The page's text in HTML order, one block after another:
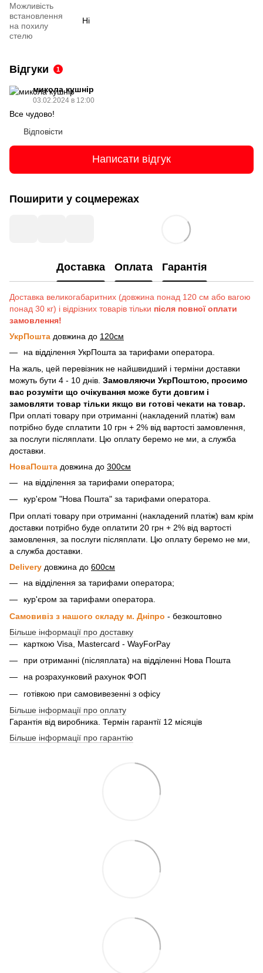
Можливість
встановлення
на похилу
стелю
Ні
Відгуки 1
микола кушнір
03.02.2024 в 12:00
Все чудово!
Відповісти
Написати відгук
Поширити у соцмережах
Доставка Оплата Гарантія
Доставка великогабаритних (довжина понад 120 см або вагою
понад 30 кг) і відрізних товарів тільки після повної оплати
замовлення!
УкрПошта довжина до 120см
на відділення УкрПошта за тарифами оператора.
На жаль, цей перевізник не найшвидший і терміни доставки
можуть бути 4 - 10 днів. Замовляючи УкрПоштою, просимо
вас розуміти що очікування може бути довгим і
замовляти товар тільки якщо ви готові чекати на товар.
При оплаті товару при отриманні (накладений платіж) вам
потрібно буде сплатити 10 грн + 2% від вартості замовлення,
за послуги післяплати. Цю оплату беремо не ми, а служба
доставки.
НоваПошта довжина до 300см
на відділення за тарифами оператора;
кур'єром "Нова Пошта" за тарифами оператора.
При оплаті товару при отриманні (накладений платіж) вам крім
доставки потрібно буде оплатити 20 грн + 2% від вартості
замовлення, за послуги післяплати. Цю оплату беремо не ми,
а служба доставки.
Delivery довжина до 600см
на відділення за тарифами оператора;
кур'єром за тарифами оператора.
Самовивіз з нашого складу м. Дніпро - безкоштовно
Більше інформації про доставку
карткою Visa, Mastercard - WayForPay
при отриманні (післяплата) на відділенні Нова Пошта
на розрахунковий рахунок ФОП
готівкою при самовивезенні з офісу
Більше інформації про оплату
Гарантія від виробника. Термін гарантії 12 місяців
Більше інформації про гарантію